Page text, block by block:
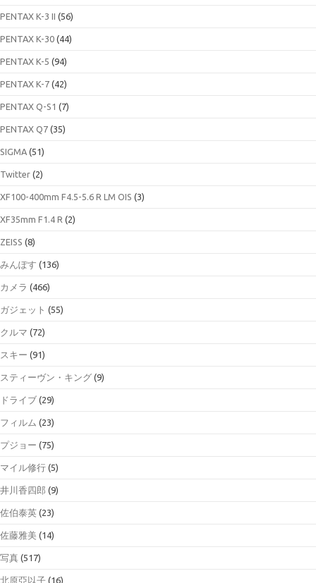
PENTAX K-3 II (56)
PENTAX K-30 (44)
PENTAX K-5 (94)
PENTAX K-7 (42)
PENTAX Q-S1 (7)
PENTAX Q7 (35)
SIGMA (51)
Twitter (2)
XF100-400mm F4.5-5.6 R LM OIS (3)
XF35mm F1.4 R (2)
ZEISS (8)
みんぽす (136)
カメラ (466)
ガジェット (55)
クルマ (72)
スキー (91)
スティーヴン・キング (9)
ドライブ (29)
フィルム (23)
プジョー (75)
マイル修行 (5)
井川香四郎 (9)
佐伯泰英 (23)
佐藤雅美 (14)
写真 (517)
北原亞以子 (16)